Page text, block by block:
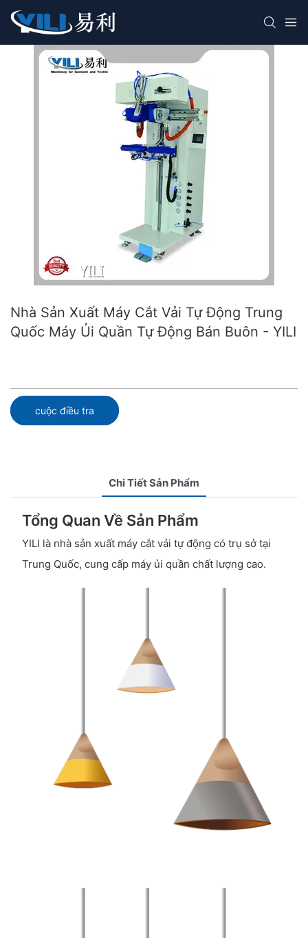
Nhà Sản Xuất Máy Cắt Vải Tự Động Trung
Quốc Máy Ủi Quần Tự Động Bán Buôn - YILI
cuộc điều tra
Chi Tiết Sản Phẩm
Tổng Quan Về Sản Phẩm
YILI là nhà sản xuất máy cắt vải tự động có trụ sở tại
Trung Quốc, cung cấp máy ủi quần chất lượng cao.